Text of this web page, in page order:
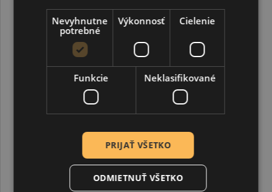
Nevyhnutne
potrebné
Výkonnosť Cielenie
Funkcie Neklasifikované
PRIJAŤ VŠETKO
ODMIETNUŤ VŠETKO